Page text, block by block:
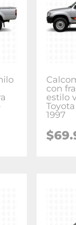
con
estilo
1997
$